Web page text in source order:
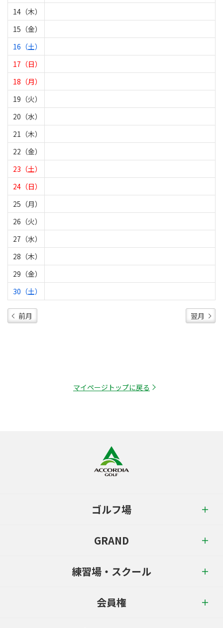
14（木）
15（金）
16（土）
17（日）
18（月）
19（火）
20（水）
21（木）
22（金）
23（土）
24（日）
25（月）
26（火）
27（水）
28（木）
29（金）
30（土）
前月 翌月
マイページトップに戻る
ゴルフ場
GRAND
練習場・スクール
会員権